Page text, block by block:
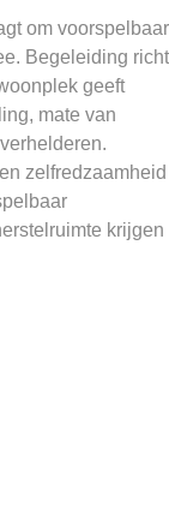
om voorspelbaar
Begeleiding richt
geeft
mate van
zelfredzaamheid
krijgen